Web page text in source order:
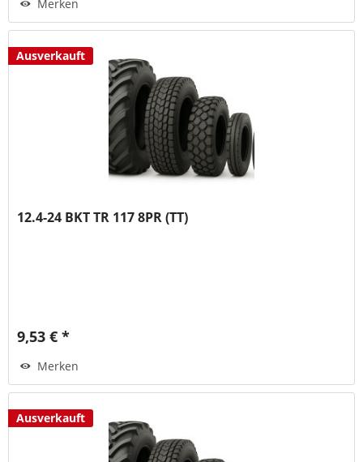
Merken
Ausverkauft
12.4-24 BKT TR 117 8PR (TT)
9,53 € *
Merken
Ausverkauft